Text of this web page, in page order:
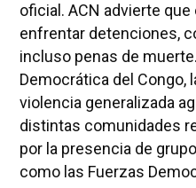
oficial. ACN advierte
enfrentar detenciones,
incluso penas de
Democrática del Congo,
violencia generalizada
distintas comunidades
por la presencia de
como las Fuerzas